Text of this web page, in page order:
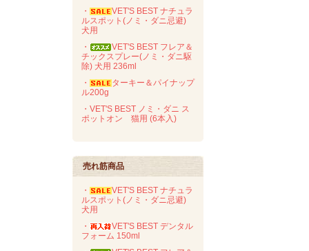
・
VET'S BEST ナチュラ
ルスポット(ノミ・ダニ忌避)
犬用
・
VET'S BEST フレア＆
チックスプレー(ノミ・ダニ駆
除) 犬用 236ml
・
ターキー＆パイナップ
ル200g
・VET'S BEST ノミ・ダニ ス
ポットオン 猫用 (6本入)
売れ筋商品
・
VET'S BEST ナチュラ
ルスポット(ノミ・ダニ忌避)
犬用
・
VET'S BEST デンタル
フォーム 150ml